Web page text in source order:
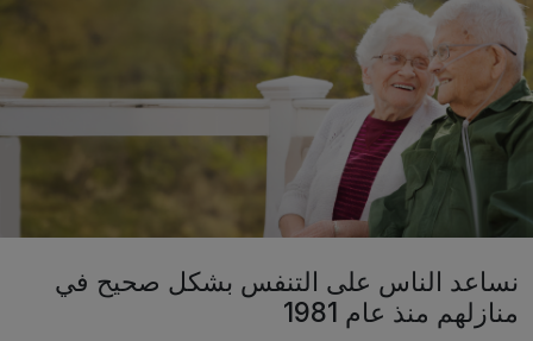
نساعد الناس على التنفس بشكل صحيح في
منازلهم منذ عام 1981